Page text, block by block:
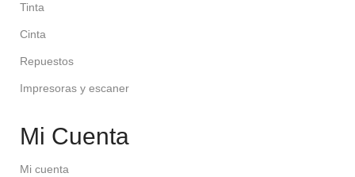
Tinta
Cinta
Repuestos
Impresoras y escaner
Mi Cuenta
Mi cuenta